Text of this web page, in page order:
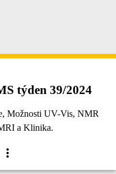
týden 39/2024
Možnosti UV-Vis, NMR
a Klinika.